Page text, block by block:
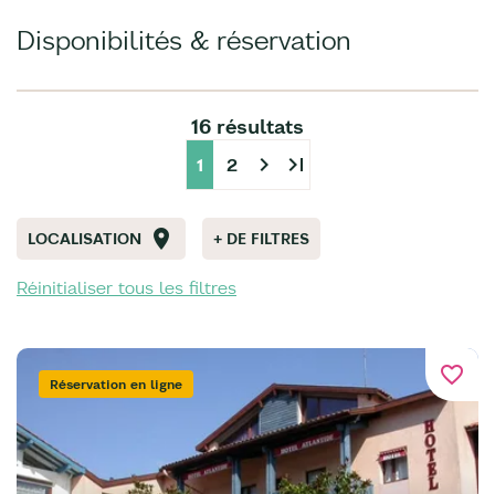
Disponibilités & réservation
16 résultats
1 2 chevron_right last_page
LOCALISATION + DE FILTRES
Réinitialiser tous les filtres
favorite_border
Réservation en ligne